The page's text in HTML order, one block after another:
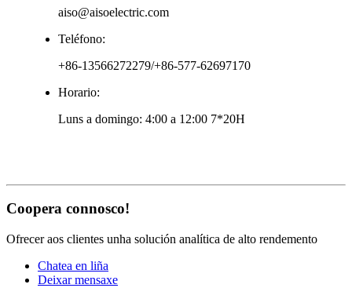
aiso@aisoelectric.com
Teléfono:
+86-13566272279/+86-577-62697170
Horario:
Luns a domingo: 4:00 a 12:00 7*20H
Coopera connosco!
Ofrecer aos clientes unha solución analítica de alto rendemento
Chatea en liña
Deixar mensaxe